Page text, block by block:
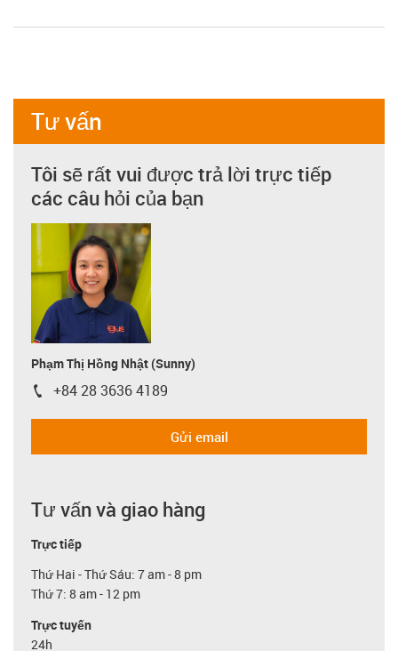
Tư vấn
Tôi sẽ rất vui được trả lời trực tiếp
các câu hỏi của bạn
Phạm Thị Hồng Nhật (Sunny)
igus-icon-phone
+84 28 3636 4189
Gửi email
Tư vấn và giao hàng
Trực tiếp
Thứ Hai - Thứ Sáu: 7 am - 8 pm
Thứ 7: 8 am - 12 pm
Trực tuyến
24h